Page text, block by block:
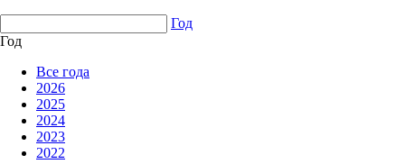
Год
Год
Все года
2026
2025
2024
2023
2022